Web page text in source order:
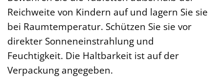
Reichweite von Kindern auf und lagern Sie sie
bei Raumtemperatur. Schützen Sie sie vor
direkter Sonneneinstrahlung und
Feuchtigkeit. Die Haltbarkeit ist auf der
Verpackung angegeben.